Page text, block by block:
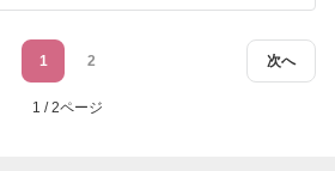
次へ
1 2
1 / 2ページ